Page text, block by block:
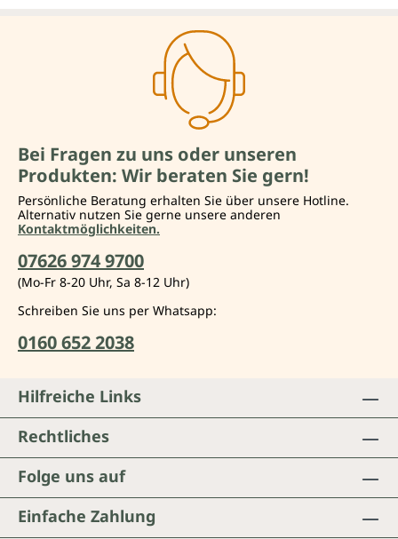
Bei Fragen zu uns oder unseren
Produkten: Wir beraten Sie gern!
Persönliche Beratung erhalten Sie über unsere Hotline.
Alternativ nutzen Sie gerne unsere anderen
Kontaktmöglichkeiten.
07626 974 9700
(Mo-Fr 8-20 Uhr, Sa 8-12 Uhr)
Schreiben Sie uns per Whatsapp:
0160 652 2038
Folge uns auf
Einfache Zahlung
Hilfreiche Links
Rechtliches